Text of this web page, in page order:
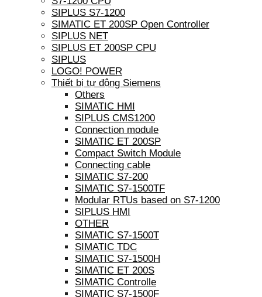
SIPLUS S7-1200
SIMATIC ET 200SP Open Controller
SIPLUS NET
SIPLUS ET 200SP CPU
SIPLUS
LOGO! POWER
Thiết bị tự động Siemens
Others
SIMATIC HMI
SIPLUS CMS1200
Connection module
SIMATIC ET 200SP
Compact Switch Module
Connecting cable
SIMATIC S7-200
SIMATIC S7-1500TF
Modular RTUs based on S7-1200
SIPLUS HMI
OTHER
SIMATIC S7-1500T
SIMATIC TDC
SIMATIC S7-1500H
SIMATIC ET 200S
SIMATIC Controlle
SIMATIC S7-1500F